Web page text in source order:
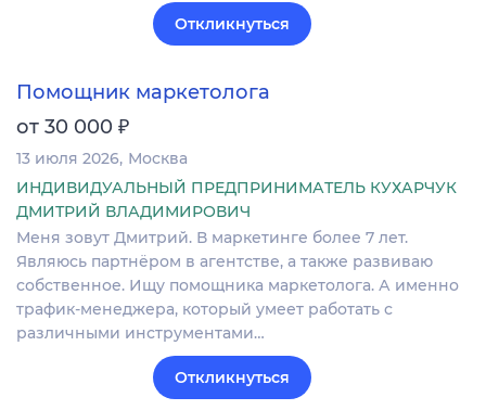
Откликнуться
Помощник маркетолога
от 30 000 ₽
13 июля 2026 Москва
ИНДИВИДУАЛЬНЫЙ ПРЕДПРИНИМАТЕЛЬ КУХАРЧУК
ДМИТРИЙ ВЛАДИМИРОВИЧ
Меня зовут Дмитрий. В маркетинге более 7 лет.
Являюсь партнёром в агентстве, а также развиваю
собственное. Ищу помощника маркетолога. А именно
трафик-менеджера, который умеет работать с
различными инструментами…
Откликнуться